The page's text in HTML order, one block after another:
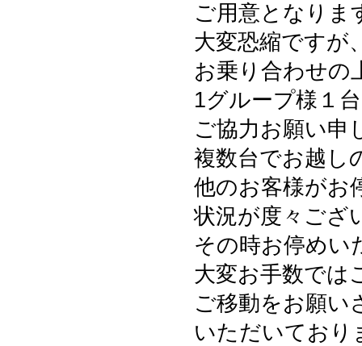
ご用意となりま
大変恐縮ですが
お乗り合わせの
1グループ様１
ご協力お願い申
複数台でお越し
他のお客様がお
状況が度々ござ
その時お停めい
大変お手数では
ご移動をお願い
いただいており